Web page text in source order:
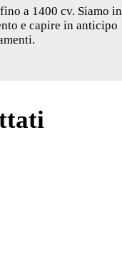
a 1400 cv. Siamo in
e capire in anticipo